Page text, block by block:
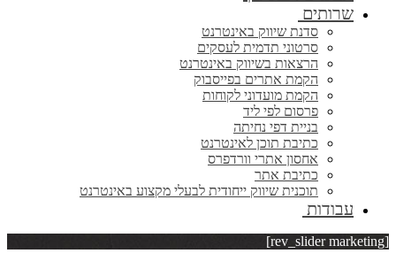
שרותים
סדנת שיווק באינטרנט
סרטוני תדמית לעסקים
הרצאות בשיווק באינטרנט
הקמת אתרים בפייסבוק
הקמת מועדוני לקוחות
פרסום לפי ליד
בניית דפי נחיתה
כתיבת תוכן לאינטרנט
אחסון אתרי וורדפרס
כתיבת אתר
תוכנית שיווק ייחודית לבעלי מקצוע באינטרנט
עבודות
[rev_slider marketing]